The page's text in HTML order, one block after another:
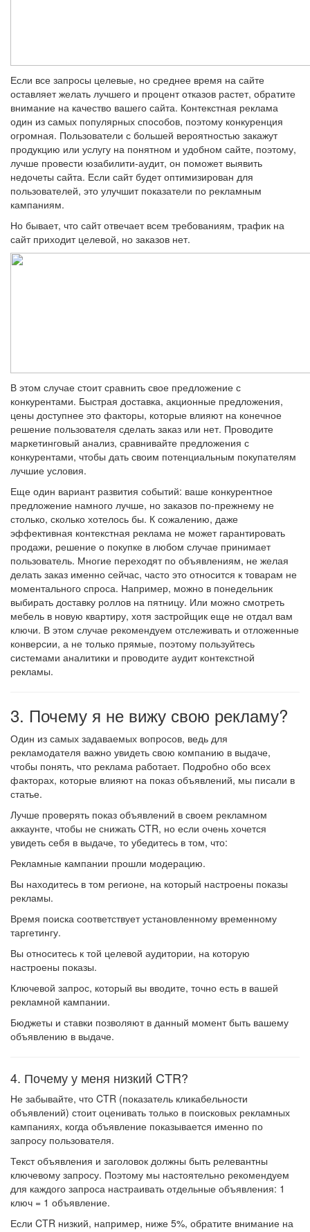
Если все запросы целевые, но среднее время на сайте
оставляет желать лучшего и процент отказов растет, обратите
внимание на качество вашего сайта. Контекстная реклама
один из самых популярных способов, поэтому конкуренция
огромная. Пользователи с большей вероятностью закажут
продукцию или услугу на понятном и удобном сайте, поэтому,
лучше провести юзабилити-аудит, он поможет выявить
недочеты сайта. Если сайт будет оптимизирован для
пользователей, это улучшит показатели по рекламным
кампаниям.
Но бывает, что сайт отвечает всем требованиям, трафик на
сайт приходит целевой, но заказов нет.
В этом случае стоит сравнить свое предложение с
конкурентами. Быстрая доставка, акционные предложения,
цены доступнее это факторы, которые влияют на конечное
решение пользователя сделать заказ или нет. Проводите
маркетинговый анализ, сравнивайте предложения с
конкурентами, чтобы дать своим потенциальным покупателям
лучшие условия.
Еще один вариант развития событий: ваше конкурентное
предложение намного лучше, но заказов по-прежнему не
столько, сколько хотелось бы. К сожалению, даже
эффективная контекстная реклама не может гарантировать
продажи, решение о покупке в любом случае принимает
пользователь. Многие переходят по объявлениям, не желая
делать заказ именно сейчас, часто это относится к товарам не
моментального спроса. Например, можно в понедельник
выбирать доставку роллов на пятницу. Или можно смотреть
мебель в новую квартиру, хотя застройщик еще не отдал вам
ключи. В этом случае рекомендуем отслеживать и отложенные
конверсии, а не только прямые, поэтому пользуйтесь
системами аналитики и проводите аудит контекстной
рекламы.
3. Почему я не вижу свою рекламу?
Один из самых задаваемых вопросов, ведь для
рекламодателя важно увидеть свою компанию в выдаче,
чтобы понять, что реклама работает. Подробно обо всех
факторах, которые влияют на показ объявлений, мы писали в
статье.
Лучше проверять показ объявлений в своем рекламном
аккаунте, чтобы не снижать CTR, но если очень хочется
увидеть себя в выдаче, то убедитесь в том, что:
Рекламные кампании прошли модерацию.
Вы находитесь в том регионе, на который настроены показы
рекламы.
Время поиска соответствует установленному временному
таргетингу.
Вы относитесь к той целевой аудитории, на которую
настроены показы.
Ключевой запрос, который вы вводите, точно есть в вашей
рекламной кампании.
Бюджеты и ставки позволяют в данный момент быть вашему
объявлению в выдаче.
4. Почему у меня низкий CTR?
Не забывайте, что CTR (показатель кликабельности
объявлений) стоит оценивать только в поисковых рекламных
кампаниях, когда объявление показывается именно по
запросу пользователя.
Текст объявления и заголовок должны быть релевантны
ключевому запросу. Поэтому мы настоятельно рекомендуем
для каждого запроса настраивать отдельные объявления: 1
ключ = 1 объявление.
Если CTR низкий, например, ниже 5%, обратите внимание на